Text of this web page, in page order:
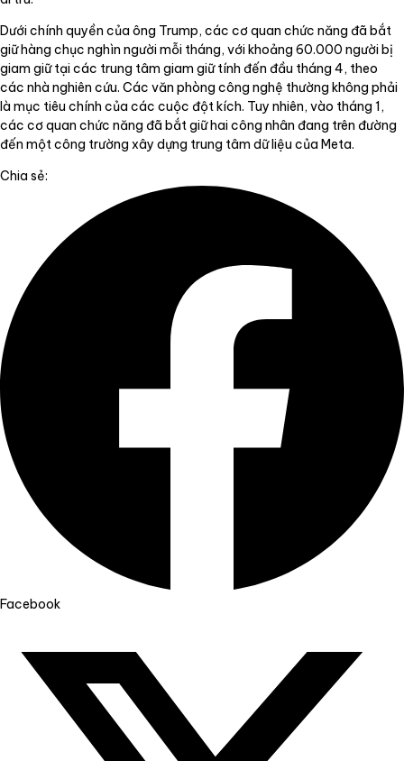
Dưới chính quyền của ông Trump, các cơ quan chức năng đã bắt
giữ hàng chục nghìn người mỗi tháng, với khoảng 60.000 người bị
giam giữ tại các trung tâm giam giữ tính đến đầu tháng 4, theo
các nhà nghiên cứu. Các văn phòng công nghệ thường không phải
là mục tiêu chính của các cuộc đột kích. Tuy nhiên, vào tháng 1,
các cơ quan chức năng đã bắt giữ hai công nhân đang trên đường
đến một công trường xây dựng trung tâm dữ liệu của Meta.
Chia sẻ:
Facebook